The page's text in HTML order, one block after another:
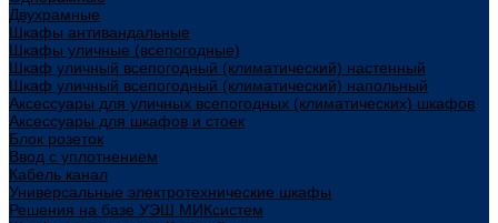
Двухрамные
Шкафы антивандальные
Шкафы уличные (всепогодные)
Шкаф уличный всепогодный (климатический) настенный
Шкаф уличный всепогодный (климатический) напольный
Аксессуары для уличных всепогодных (климатических) шкафов
Аксессуары для шкафов и стоек
Блок розеток
Ввод с уплотнением
Кабель канал
Универсальные электротехнические шкафы
Решения на базе УЭШ МИКсистем